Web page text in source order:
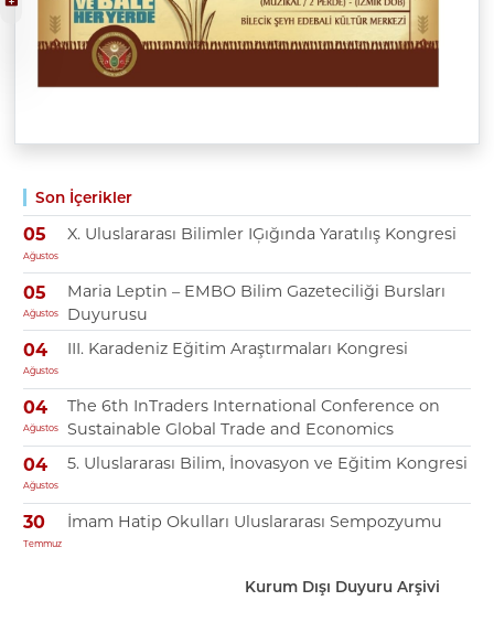
Son İçerikler
05
Ağustos
X. Uluslararası Bilimler IĢığında Yaratılış Kongresi
05
Ağustos
Maria Leptin – EMBO Bilim Gazeteciliği Bursları
Duyurusu
04
Ağustos
III. Karadeniz Eğitim Araştırmaları Kongresi
04
Ağustos
The 6th InTraders International Conference on
Sustainable Global Trade and Economics
04
Ağustos
5. Uluslararası Bilim, İnovasyon ve Eğitim Kongresi
30
Temmuz
İmam Hatip Okulları Uluslararası Sempozyumu
Kurum Dışı Duyuru Arşivi